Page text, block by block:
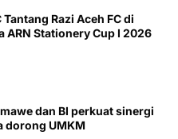
Razi Aceh FC di
ARN Stationery Cup I 2026
dan BI perkuat sinergi
dorong UMKM